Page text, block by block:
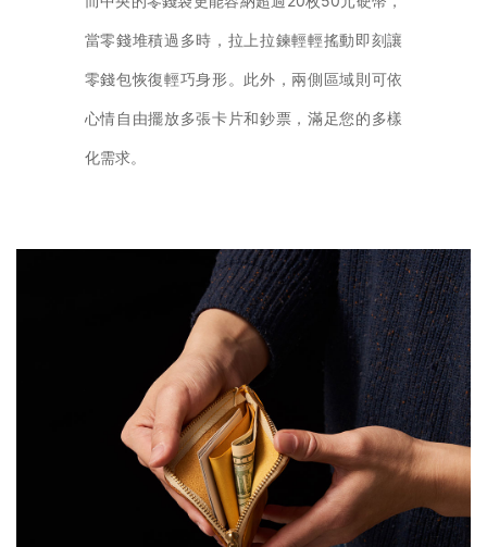
當零錢堆積過多時，拉上拉鍊輕輕搖動即刻讓
零錢包恢復輕巧身形。此外，兩側區域則可依
心情自由擺放多張卡片和鈔票，滿足您的多樣
化需求。